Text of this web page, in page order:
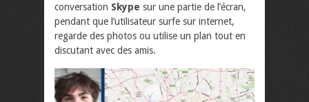
conversation Skype sur une partie de l’écran,
pendant que l’utilisateur surfe sur internet,
regarde des photos ou utilise un plan tout en
discutant avec des amis.